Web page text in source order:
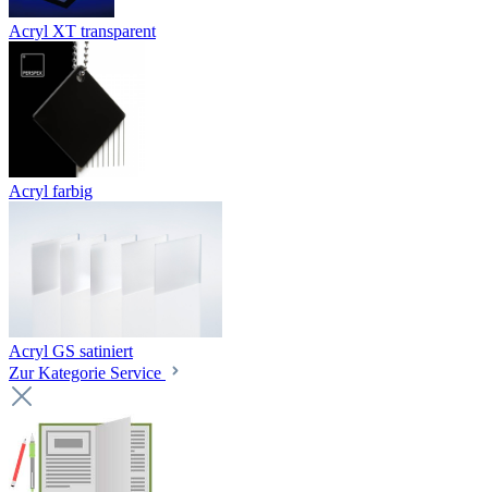
Acryl XT transparent
Acryl farbig
Acryl GS satiniert
Zur Kategorie Service